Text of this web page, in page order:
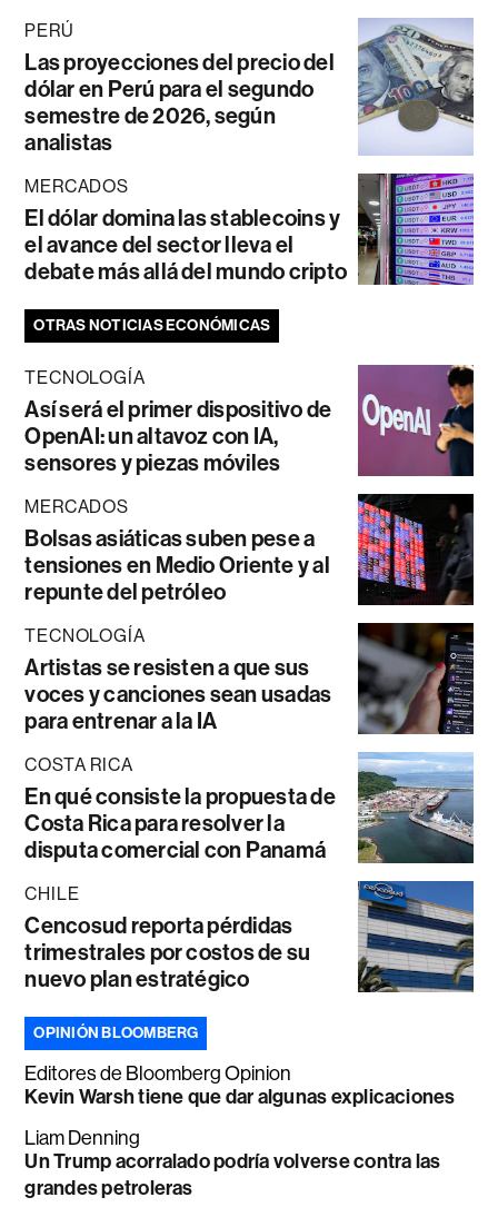
PERÚ
Las proyecciones del precio del
dólar en Perú para el segundo
semestre de 2026, según
analistas
MERCADOS
El dólar domina las stablecoins y
el avance del sector lleva el
debate más allá del mundo cripto
OTRAS NOTICIAS ECONÓMICAS
TECNOLOGÍA
Así será el primer dispositivo de
OpenAI: un altavoz con IA,
sensores y piezas móviles
MERCADOS
Bolsas asiáticas suben pese a
tensiones en Medio Oriente y al
repunte del petróleo
TECNOLOGÍA
Artistas se resisten a que sus
voces y canciones sean usadas
para entrenar a la IA
COSTA RICA
En qué consiste la propuesta de
Costa Rica para resolver la
disputa comercial con Panamá
CHILE
Cencosud reporta pérdidas
trimestrales por costos de su
nuevo plan estratégico
OPINIÓN BLOOMBERG
Editores de Bloomberg Opinion
Kevin Warsh tiene que dar algunas explicaciones
Liam Denning
Un Trump acorralado podría volverse contra las
grandes petroleras